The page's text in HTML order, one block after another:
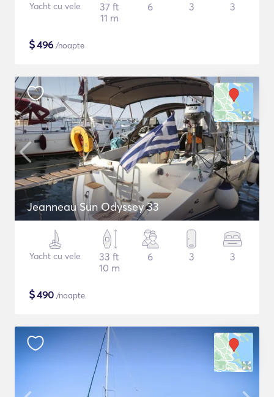
Yacht cu vele
37 ft
11 m
6 3 3
$496 /noapte
Jeanneau Sun Odyssey 33
Yacht cu vele
33 ft
10 m
6 3 3
$490 /noapte